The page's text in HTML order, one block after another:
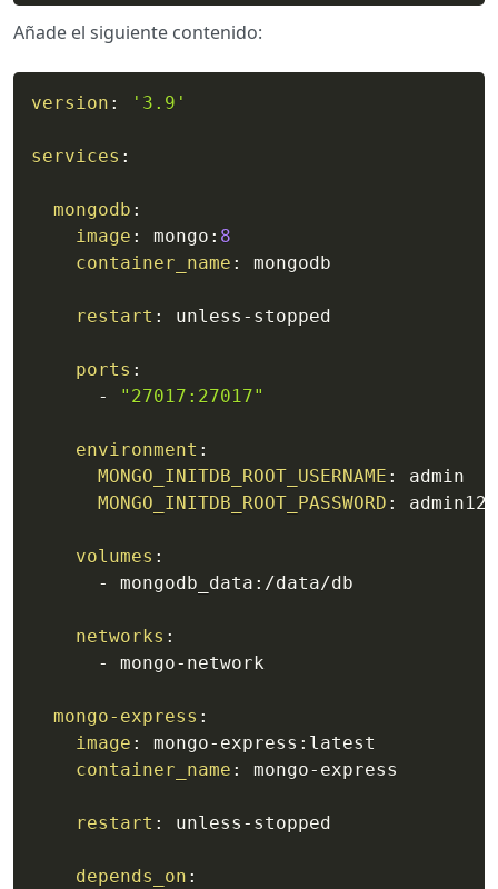
Añade el siguiente contenido:
version : '3.9'
services :
mongodb :
image : mongo : 8
container_name : mongodb
restart : unless - stopped
ports :
-
"27017:27017"
environment :
MONGO_INITDB_ROOT_USERNAME :
admin
MONGO_INITDB_ROOT_PASSWORD : admin123
volumes :
-
mongodb_data : /data/db
networks :
-
mongo- network
mongo-express :
image : mongo- express : latest
container_name : mongo- express
restart : unless - stopped
depends_on :